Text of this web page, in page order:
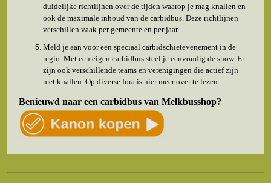
duidelijke richtlijnen over de tijden waarop je mag knallen en
ook de maximale inhoud van de carbidbus. Deze richtlijnen
verschillen vaak per gemeente en per jaar.
Meld je aan voor een speciaal carbidschietevenement in de
regio. Met een eigen carbidbus steel je eenvoudig de show. Er
zijn ook verschillende teams en verenigingen die actief zijn
met knallen. Op diverse fora is hier meer over te lezen.
Benieuwd naar een carbidbus van Melkbusshop?